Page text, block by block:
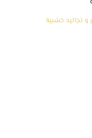
و تجاليد خشبية